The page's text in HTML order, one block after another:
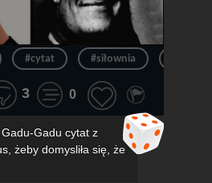
#cytat #siłownia
3 0
Gadu cytat z
żeby domysliła się, że